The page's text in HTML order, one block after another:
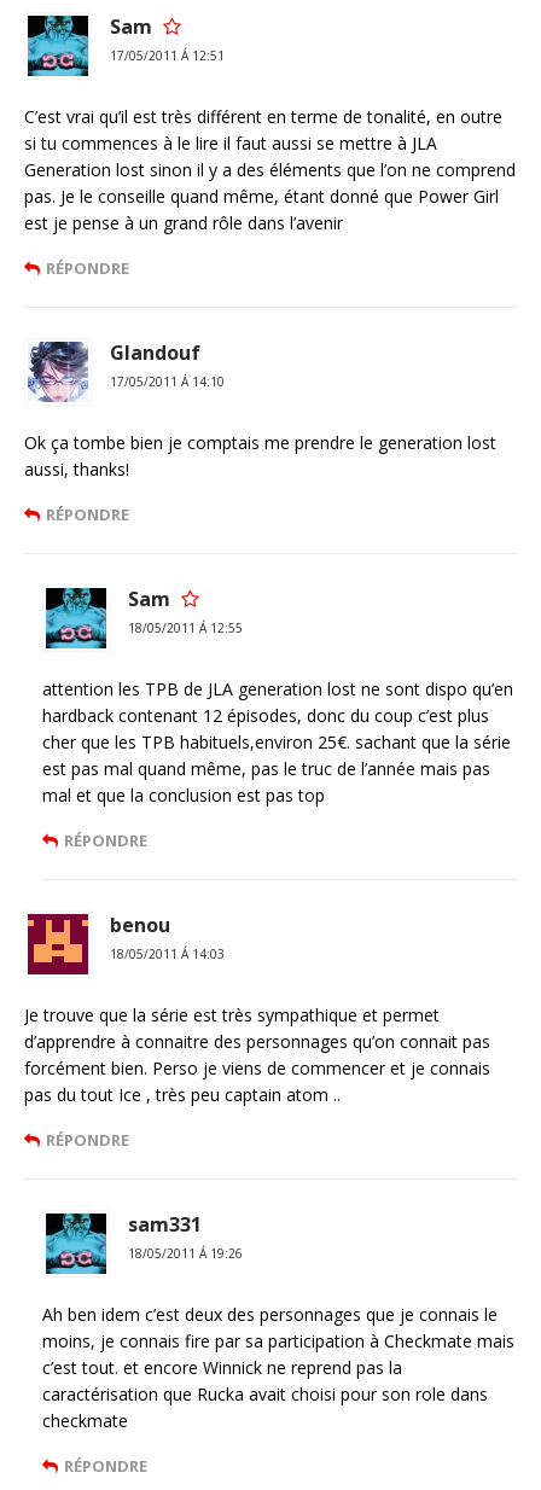
Sam
17/05/2011 Á 12:51
C’est vrai qu’il est très différent en terme de tonalité, en outre
si tu commences à le lire il faut aussi se mettre à JLA
Generation lost sinon il y a des éléments que l’on ne comprend
pas. Je le conseille quand même, étant donné que Power Girl
est je pense à un grand rôle dans l’avenir
RÉPONDRE
Glandouf
17/05/2011 Á 14:10
Ok ça tombe bien je comptais me prendre le generation lost
aussi, thanks!
RÉPONDRE
Sam
18/05/2011 Á 12:55
attention les TPB de JLA generation lost ne sont dispo qu’en
hardback contenant 12 épisodes, donc du coup c’est plus
cher que les TPB habituels,environ 25€. sachant que la série
est pas mal quand même, pas le truc de l’année mais pas
mal et que la conclusion est pas top
RÉPONDRE
benou
18/05/2011 Á 14:03
Je trouve que la série est très sympathique et permet
d’apprendre à connaitre des personnages qu’on connait pas
forcément bien. Perso je viens de commencer et je connais
pas du tout Ice , très peu captain atom ..
RÉPONDRE
sam331
18/05/2011 Á 19:26
Ah ben idem c’est deux des personnages que je connais le
moins, je connais fire par sa participation à Checkmate mais
c’est tout. et encore Winnick ne reprend pas la
caractérisation que Rucka avait choisi pour son role dans
checkmate
RÉPONDRE